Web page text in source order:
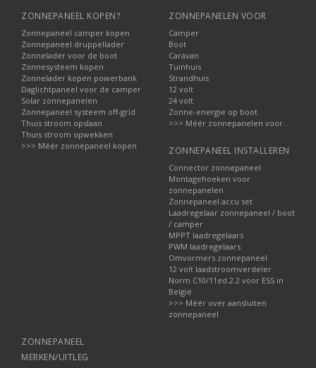
ZONNEPANEEL KOPEN?
Zonnepaneel camper kopen
Zonnepaneel druppellader
Zonnelader voor de boot
Zonnesysteem kopen
Zonnelader kopen powerbank
Daglichtpaneel voor de camper
Solar zonnepanelen
Zonnepaneel systeem off-grid
Thuis stroom opslaan
Thuis stroom opwekken
>>> Méér zonnepaneel kopen
ZONNEPANELEN VOOR
Camper
Boot
Caravan
Tuinhuis
Strandhuis
12 volt
24 volt
Zonne-energie op boot
>>> Méér zonnepanelen voor...
ZONNEPANEEL INSTALLEREN
Connector zonnepaneel
Montagehoeken voor
zonnepanelen
Zonnepaneel accu set
Laadregelaar zonnepaneel / boot
/ camper
MPPT laadregelaars
PWM laadregelaars
Omvormers zonnepaneel
12 volt laadstroomverdeler
Norm C10/11ed.2.2 voor ESS in
België
>>> Méér over aansluiten
zonnepaneel
ZONNEPANEEL
MERKEN/UITLEG